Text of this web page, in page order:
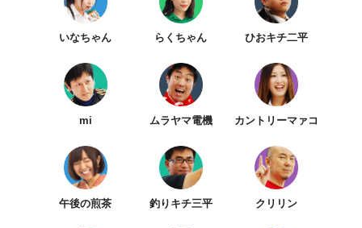
いなちゃん らくちゃん ひおキチ二平
mi ムラヤマ電機 カントリーマァコ
午後の煎茶 釣りキチ三平 クリリン